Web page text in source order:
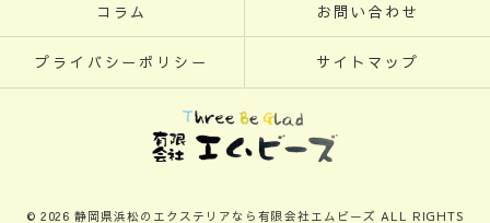
コラム お問い合わせ
プライバシーポリシー サイトマップ
© 2026 静岡県浜松のエクステリアなら有限会社エムビーズ ALL RIGHTS